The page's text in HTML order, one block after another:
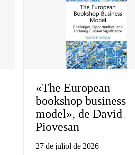
«The European
bookshop business
model», de David
Piovesan
27 de juliol de 2026